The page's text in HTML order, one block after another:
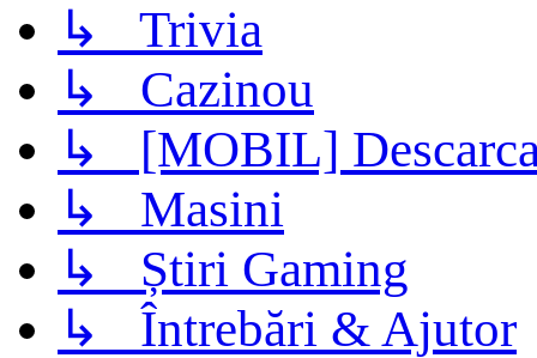
↳ Trivia
↳ Cazinou
↳ [MOBIL]
↳ Masini
↳ Știri Gaming
↳ Întrebări & Ajutor